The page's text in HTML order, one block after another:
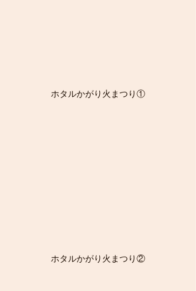
ホタルかがり火まつり①
ホタルかがり火まつり②